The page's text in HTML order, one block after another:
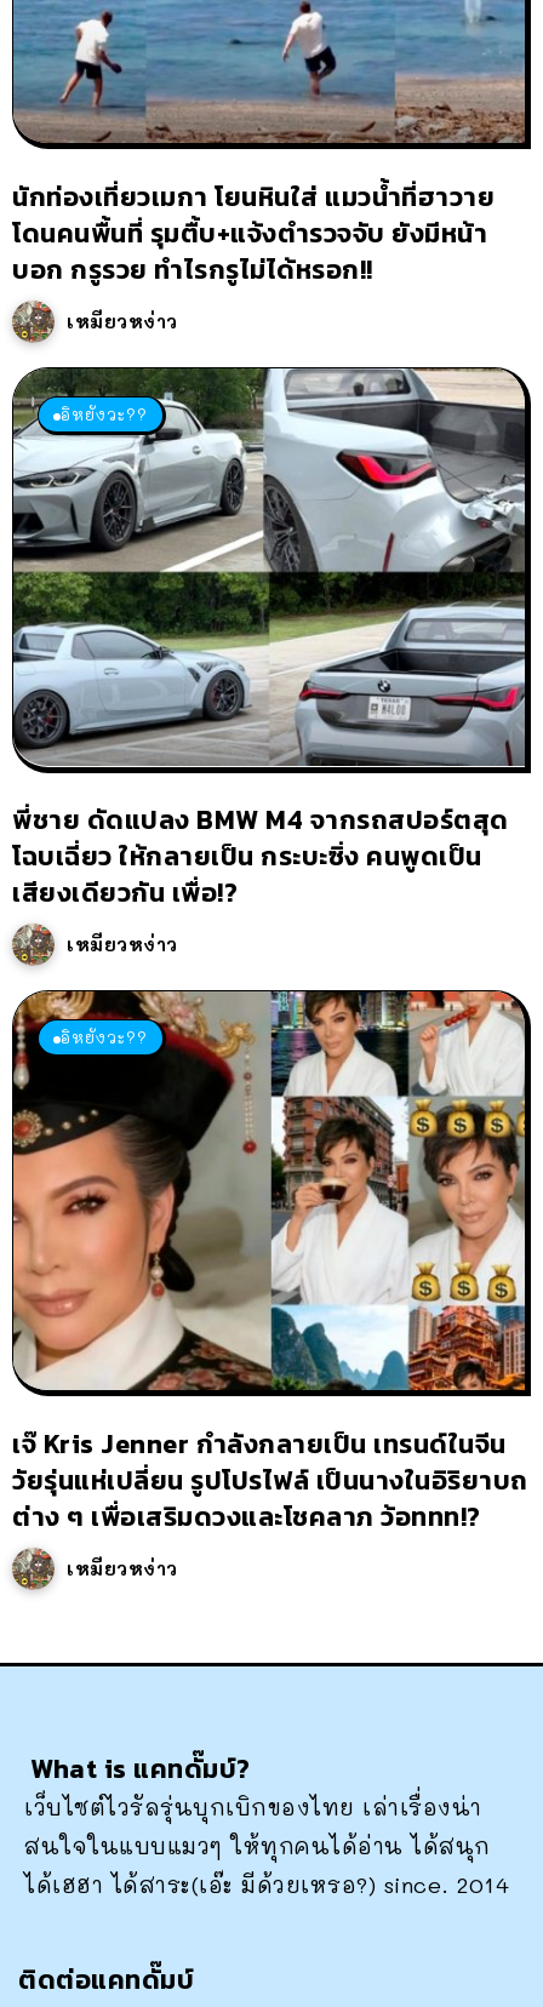
นักท่องเที่ยวเมกา โยนหินใส่ แมวน้ำที่ฮาวาย
โดนคนพื้นที่ รุมตื้บ+แจ้งตำรวจจับ ยังมีหน้า
บอก กรูรวย ทำไรกรูไม่ได้หรอก!!
เหมียวหง่าว
อิหยังวะ??
พี่ชาย ดัดแปลง BMW M4 จากรถสปอร์ตสุด
โฉบเฉี่ยว ให้กลายเป็น กระบะซิ่ง คนพูดเป็น
เสียงเดียวกัน เพื่อ!?
เหมียวหง่าว
อิหยังวะ??
เจ๊ Kris Jenner กำลังกลายเป็น เทรนด์ในจีน
วัยรุ่นแห่เปลี่ยน รูปโปรไฟล์ เป็นนางในอิริยาบถ
ต่าง ๆ เพื่อเสริมดวงและโชคลาภ ว้อททท!?
เหมียวหง่าว
What is แคทดั๊มบ์?
เว็บไซต์ไวรัลรุ่นบุกเบิกของไทย เล่าเรื่องน่า
สนใจในแบบแมวๆ ให้ทุกคนได้อ่าน ได้สนุก
ได้เฮฮา ได้สาระ(เอ๊ะ มีด้วยเหรอ?) since. 2014
ติดต่อแคทดั๊มบ์